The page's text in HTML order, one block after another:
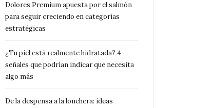
Dolores Premium apuesta por el salmón
para seguir creciendo en categorías
estratégicas
¿Tu piel está realmente hidratada? 4
señales que podrían indicar que necesita
algo más
De la despensa a la lonchera: ideas